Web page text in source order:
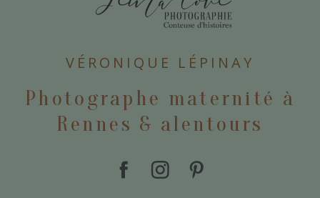
VÉRONIQUE LÉPINAY
Photographe maternité à
Rennes & alentours